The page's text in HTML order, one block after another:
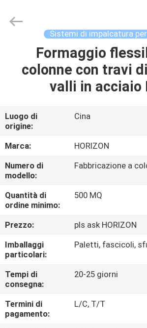
PRODOTTI
CIRCA
NOI
GIRO
DELLA
FABBRICA
CONTROLLO
DI
QUALITÀ
CONTATTICI
Copyright
slabformworksystems.com.
Sistemi di impalcatura
Formaggio
colonne con travi
valli in acciaio
Luogo di
origine:
Cina
Marca:
HORIZON
Numero di
modello:
Fabbricazione a
Quantità di
ordine minimo:
500 MQ
Prezzo:
pls ask HORIZON
Imballaggi
particolari:
Paletti, fascicoli,
Tempi di
consegna:
20-25 giorni
Termini di
pagamento:
L/C, T/T